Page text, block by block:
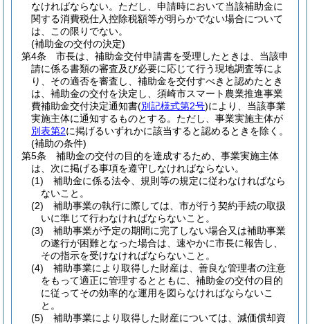
なければならない。 ただし、申請時において当該補助金に
関する消費税仕入控除税額等が明らかでない場合について
は、この限りでない。
(補助金の交付の決定)
第4条
市長は、補助金交付申請書を受理したときは、当該申
請に係る書類の審査及び必要に応じて行う現地調査等によ
り、その適否を審査し、補助金を交付すべきと認めたとき
は、補助金の交付を決定し、須崎市スマート農業推進事業
費補助金交付決定通知書(別記様式第2号)により、当該事業
実施主体に通知するものとする。 ただし、事業実施主体が
別表第2に掲げるいずれかに該当すると認めるときを除く。
(補助の条件)
第5条
補助金の交付の目的を達成するため、事業実施主体
は、次に掲げる事項を遵守しなければならない。
(1)
補助金に係る法令、規則等の規定に従わなければなら
ないこと。
(2)
補助事業の執行に際しては、市が行う契約手続の取扱
いに準じて行わなければならないこと。
(3)
補助事業が予定の期間に完了しない場合又は補助事業
の遂行が困難となった場合は、速やかに市長に報告し、
その指示を受けなければならないこと。
(4)
補助事業により取得した財産は、善良な管理者の注意
をもって適正に管理するとともに、補助金の交付の目的
に従ってその効率的な運用を図らなければならないこ
と。
(5)
補助事業により取得した財産については、減価償却資